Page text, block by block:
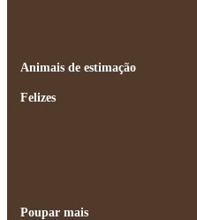
Animais de estimação
Felizes
Poupar mais